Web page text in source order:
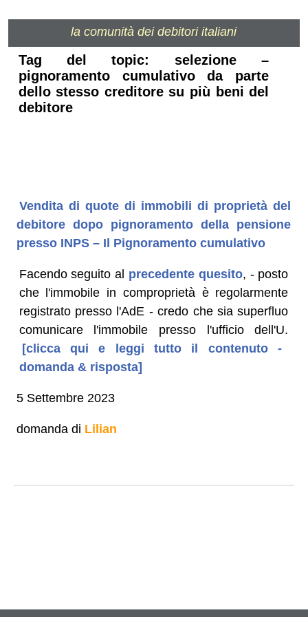
la comunità dei debitori italiani
Tag del topic: selezione –
pignoramento cumulativo da parte
dello stesso creditore su più beni del
debitore
Vendita di quote di immobili di proprietà del
debitore dopo pignoramento della pensione
presso INPS – Il Pignoramento cumulativo
Facendo seguito al precedente quesito, - posto
che l'immobile in comproprietà è regolarmente
registrato presso l'AdE - credo che sia superfluo
comunicare l'immobile presso l'ufficio dell'U.
[clicca qui e leggi tutto il contenuto -
domanda & risposta]
5 Settembre 2023
domanda di Lilian